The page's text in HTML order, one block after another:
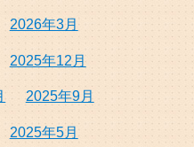
2026年3月
2025年12月
2025年9月
2025年5月